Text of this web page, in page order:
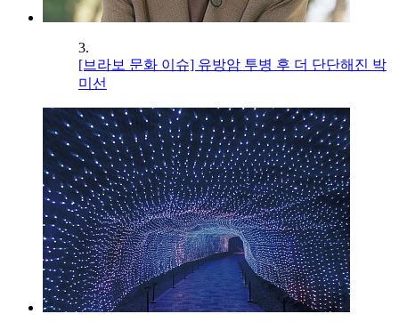
3.
[브라보 문화 이슈] 유방암 투병 후 더 단단해진 박
미선